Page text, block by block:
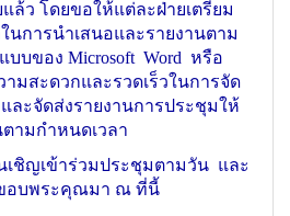
ล้ว โดยขอให้แต่ละฝ่ายเตรียม
การนำเสนอและรายงานตาม
บบของ Microsoft Word หรือ
ามสะดวกและรวดเร็วในการจัด
ละจัดส่งรายงานการประชุมให้
ามกำหนดเวลา
ร่วมประชุมตามวัน และ
อบพระคุณมา ณ ที่นี้